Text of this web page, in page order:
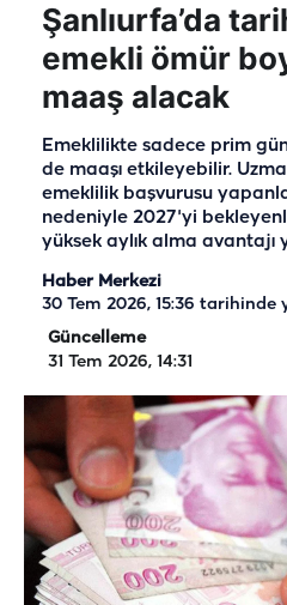
Şanlıurfa’da
emekli ömür
maaş alacak
Emeklilikte sadece prim
de maaşı etkileyebilir.
emeklilik başvurusu
nedeniyle 2027'yi
yüksek aylık alma avantajı
Haber Merkezi
30 Tem 2026, 15:36 tarihinde
Güncelleme
31 Tem 2026, 14:31